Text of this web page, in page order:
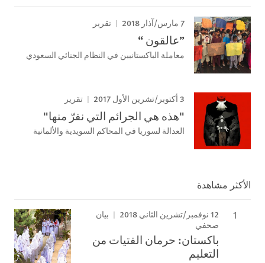
7 مارس/آذار 2018 تقرير
”عالقون “
معاملة الباكستانيين في النظام الجنائي السعودي
3 أكتوبر/تشرين الأول 2017 تقرير
"هذه هي الجرائم التي نفرّ منها"
العدالة لسوريا في المحاكم السويدية والألمانية
الأكثر مشاهدة
12 نوفمبر/تشرين الثاني 2018
بيان
صحفي
باكستان: حرمان الفتيات من
التعليم